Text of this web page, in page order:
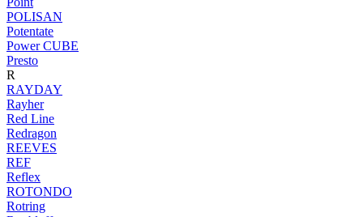
POLISAN
Potentate
Power CUBE
Presto
R
RAYDAY
Rayher
Red Line
Redragon
REEVES
REF
Reflex
ROTONDO
Rotring